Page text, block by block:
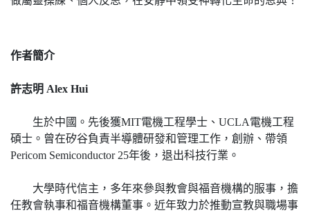
作者簡介
許志明 Alex Hui
生於中國。先後獲MIT電機工程學士、UCLA電機工程
碩士。曾在矽谷負責半導體研發和管理工作，創辦、帶領
Pericom Semiconductor 25年後，退出科技行業。
大學時代信主，多年來參與教會與福音機構的服事，擔
任教會執事和福音機構董事。近年致力於推動宣教與職場事